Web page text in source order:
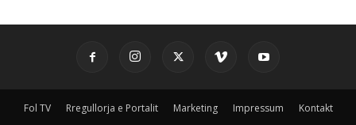
Fol TV Rregullorja e Portalit Marketing Impressum Kontakt